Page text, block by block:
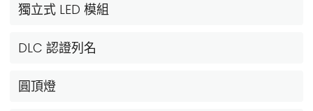
獨立式 LED 模組
DLC 認證列名
圓頂燈